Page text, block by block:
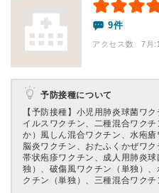
9件
アクセス数 7月:
予防接種について
【予防接種】 小児用肺炎球菌ワ
イルスワクチン、二種混合ワク
か）風しん混合ワクチン、水疱
脳炎ワクチン、おたふくかぜワ
帯状疱疹ワクチン、成人用肺炎
独）、破傷風ワクチン（単独）
クチン（単独）、三種混合ワク